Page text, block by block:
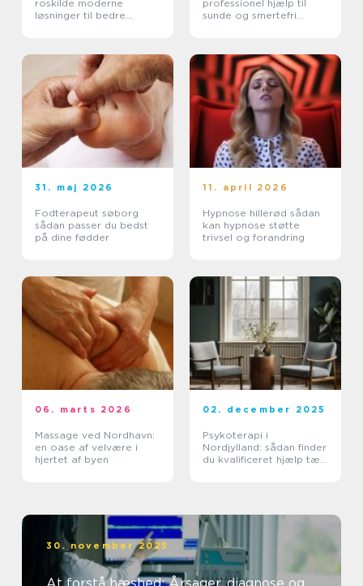
roskilde moderne
løsninger til bedre
professionel hjælp til
sunde og smertefri
31. maj 2026
Fodterapeut søborg
sådan passer du bedst
på dine fødder
11. april 2026
Hypnose hillerød sådan
kan hypnose støtte
trivsel og forandring
06. marts 2026
Massage ved Nordhavn:
en oase af velvære i
hjertet af byen
02. december 2025
Psykoterapi i
Nordjylland: sådan finder
du kvalificeret hjælp tæt
30. november 2025